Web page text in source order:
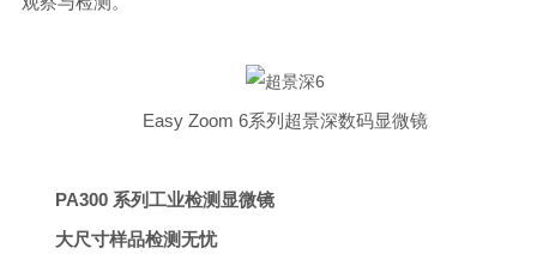
Easy Zoom 6系列超景深数码显微镜
PA300 系列工业检测显微镜
大尺寸样品检测无忧